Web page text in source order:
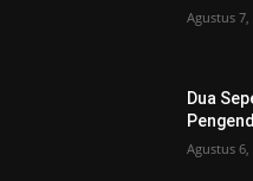
Agustus 7,
Dua
Agustus 6,